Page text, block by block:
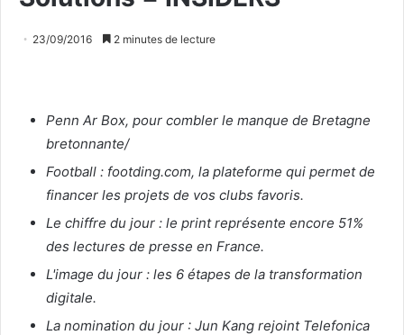
23/09/2016 2 minutes de lecture
Penn Ar Box, pour combler le manque de Bretagne
bretonnante/
Football : footding.com, la plateforme qui permet de
financer les projets de vos clubs favoris.
Le chiffre du jour : le print représente encore 51%
des lectures de presse en France.
L'image du jour : les 6 étapes de la transformation
digitale.
La nomination du jour : Jun Kang rejoint Telefonica